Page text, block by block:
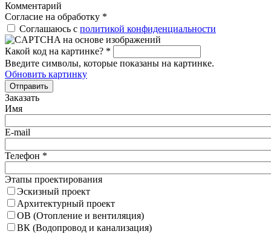
Комментарий
Согласие на обработку *
Соглашаюсь с политикой конфиденциальности
Какой код на картинке? *
Введите символы, которые показаны на картинке.
Обновить картинку
Отправить
Заказать
Имя
E-mail
Телефон *
Этапы проектирования
Эскизный проект
Архитектурный проект
ОВ (Отопление и вентиляция)
ВК (Водопровод и канализация)